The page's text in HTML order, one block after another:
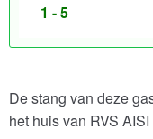
1 - 5
De stang van deze
het huis van RVS AISI